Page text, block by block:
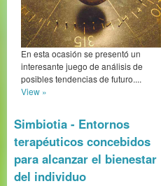
En esta ocasión se presentó un
interesante juego de análisis de
posibles tendencias de futuro....
View »
Simbiotia - Entornos
terapéuticos concebidos
para alcanzar el bienestar
del individuo